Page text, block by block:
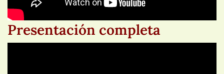
Presentación completa